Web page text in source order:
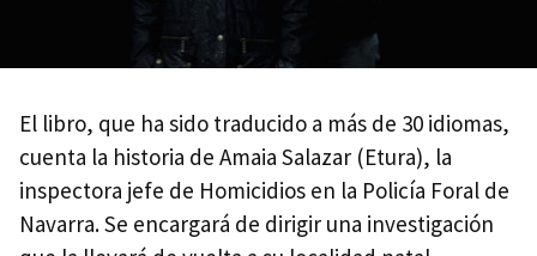
El libro, que ha sido traducido a más de 30 idiomas,
cuenta la historia de Amaia Salazar (Etura), la
inspectora jefe de Homicidios en la Policía Foral de
Navarra. Se encargará de dirigir una investigación